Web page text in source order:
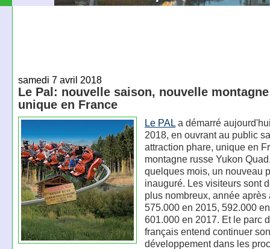
samedi 7 avril 2018
Le Pal: nouvelle saison, nouvelle
unique en France
Le PALa démarré
2018, en ouvrant au public
attraction phare, unique en
montagne russe Yukon
quelques mois, un nouveau
inauguré. Les visiteurs sont
plus nombreux, année après
575.000 en 2015, 592.000
601.000 en 2017. Et le parc
français entend continuer son
développement dans les